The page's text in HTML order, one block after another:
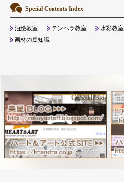
Special Contents Index
油絵教室 テンペラ教室 水彩教室
画材の豆知識